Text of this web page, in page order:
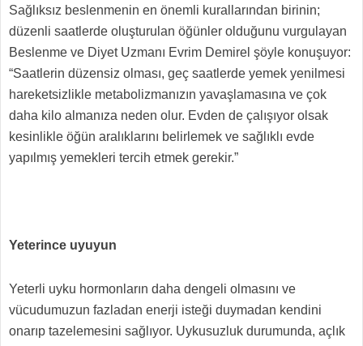
Sağlıksız beslenmenin en önemli kurallarından birinin;
düzenli saatlerde oluşturulan öğünler olduğunu vurgulayan
Beslenme ve Diyet Uzmanı Evrim Demirel şöyle konuşuyor:
“Saatlerin düzensiz olması, geç saatlerde yemek yenilmesi
hareketsizlikle metabolizmanızın yavaşlamasına ve çok
daha kilo almanıza neden olur. Evden de çalışıyor olsak
kesinlikle öğün aralıklarını belirlemek ve sağlıklı evde
yapılmış yemekleri tercih etmek gerekir.”
Yeterince uyuyun
Yeterli uyku hormonların daha dengeli olmasını ve
vücudumuzun fazladan enerji isteği duymadan kendini
onarıp tazelemesini sağlıyor. Uykusuzluk durumunda, açlık